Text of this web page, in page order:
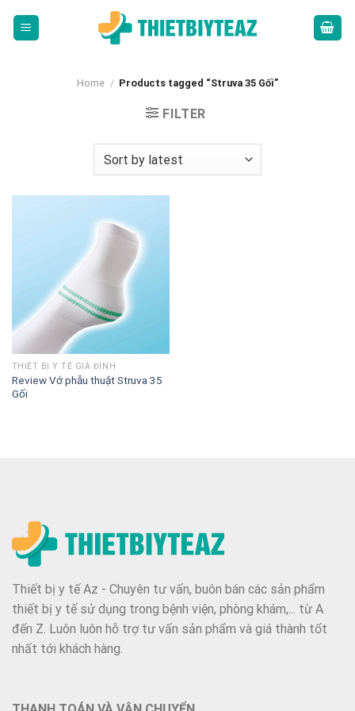
Home / Products tagged “Struva 35 Gối”
FILTER
THIẾT BỊ Y TẾ GIA ĐÌNH
Review Vớ phẫu thuật Struva 35
Gối
Thiết bị y tế Az - Chuyên tư vấn, buôn bán các sản phẩm
thiết bị y tế sử dụng trong bệnh viện, phòng khám,... từ A
đến Z. Luôn luôn hỗ trợ tư vấn sản phẩm và giá thành tốt
nhất tới khách hàng.